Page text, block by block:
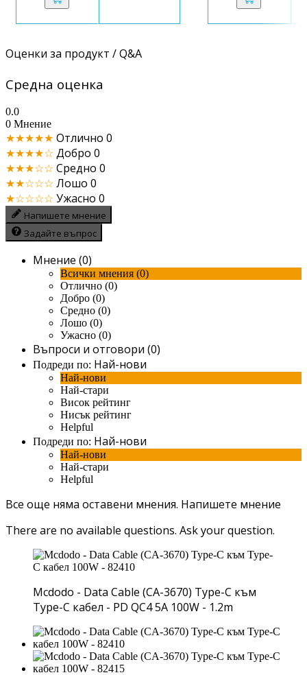
Оценки за продукт / Q&A
Средна оценка
0.0
0 Мнение
★★★★★ Отлично 0
★★★★☆ Добро 0
★★★☆☆ Средно 0
★★☆☆☆ Лошо 0
★☆☆☆☆ Ужасно 0
Напишете мнение
Задайте въпрос
Мнение (0)
Всички мнения (0)
Отлично (0)
Добро (0)
Средно (0)
Лошо (0)
Ужасно (0)
Въпроси и отговори (0)
Подреди по: Най-нови
Най-нови
Най-стари
Висок рейтинг
Нисък рейтинг
Helpful
Подреди по: Най-нови
Най-нови
Най-стари
Helpful
Все още няма оставени мнения. Напишете мнение
There are no available questions. Ask your question.
Mcdodo - Data Cable (CA-3670) Type-C към
Type-C кабел - PD QC4 5A 100W - 1.2m